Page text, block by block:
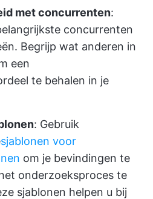
met concurrenten:
concurrenten
Begrijp wat anderen in
een
te behalen in je
: Gebruik
sjablonen voor
om je bevindingen te
onderzoeksproces te
sjablonen helpen u bij